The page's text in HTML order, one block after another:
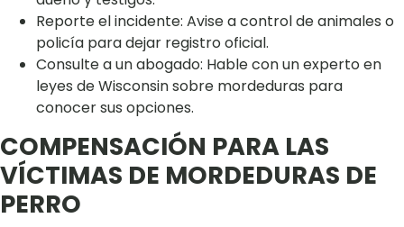
Reporte el incidente: Avise a control de animales o
policía para dejar registro oficial.
Consulte a un abogado: Hable con un experto en
leyes de Wisconsin sobre mordeduras para
conocer sus opciones.
COMPENSACIÓN PARA LAS
VÍCTIMAS DE MORDEDURAS DE
PERRO